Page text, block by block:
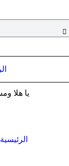
يا هلا
الرئيسية